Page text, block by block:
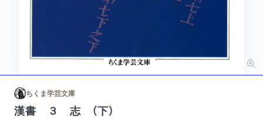
ちくま学芸文庫
漢書 ３ 志 （下）